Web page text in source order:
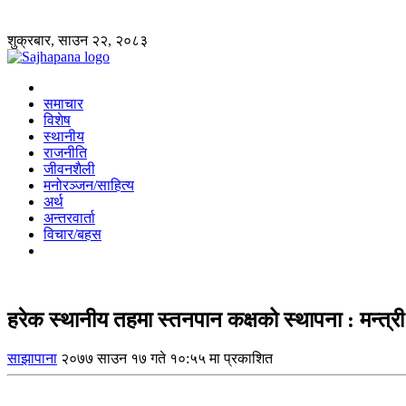
शुक्रबार, साउन २२, २०८३
समाचार
विशेष
स्थानीय
राजनीति
जीवनशैली
मनोरञ्जन/साहित्य
अर्थ
अन्तरवार्ता
विचार/बहस
हरेक स्थानीय तहमा स्तनपान कक्षको स्थापना :
साझापाना २०७७ साउन १७ गते १०:५५ मा प्रकाशित